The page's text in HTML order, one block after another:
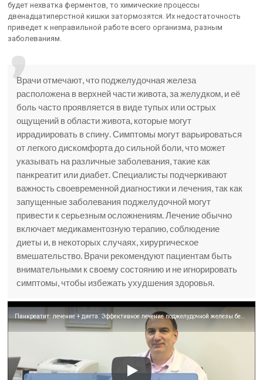
будет нехватка ферментов, то химические процессы
двенадцатиперстной кишки затормозятся. Их недостаточность
приведет к неправильной работе всего организма, разным
заболеваниям.
Врачи отмечают, что поджелудочная железа
расположена в верхней части живота, за желудком, и её
боль часто проявляется в виде тупых или острых
ощущений в области живота, которые могут
иррадиировать в спину. Симптомы могут варьироваться
от легкого дискомфорта до сильной боли, что может
указывать на различные заболевания, такие как
панкреатит или диабет. Специалисты подчеркивают
важность своевременной диагностики и лечения, так как
запущенные заболевания поджелудочной могут
привести к серьезным осложнениям. Лечение обычно
включает медикаментозную терапию, соблюдение
диеты и, в некоторых случаях, хирургическое
вмешательство. Врачи рекомендуют пациентам быть
внимательными к своему состоянию и не игнорировать
симптомы, чтобы избежать ухудшения здоровья.
Панкреатит: лечение + диета. Эффективное лечение поджелудочной железы без лекарств или лекарствами.